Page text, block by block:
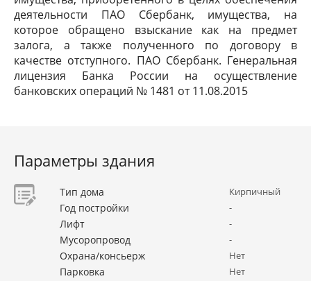
деятельности ПАО Сбербанк, имущества, на
которое обращено взыскание как на предмет
залога, а также полученного по договору в
качестве отступного. ПАО Сбербанк. Генеральная
лицензия Банка России на осуществление
банковских операций № 1481 от 11.08.2015
Параметры здания
Тип дома Кирпичный
Год постройки -
Лифт -
Мусоропровод -
Охрана/консьерж Нет
Парковка Нет